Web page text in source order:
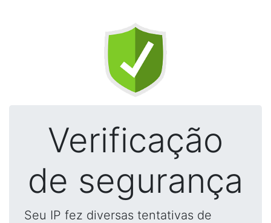
Verificação
de segurança
Seu IP fez diversas tentativas de